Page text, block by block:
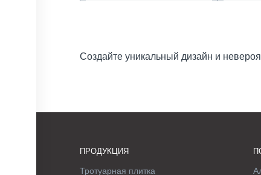
Создайте уникальный дизайн и
ПРОДУКЦИЯ
Тротуарная плитка